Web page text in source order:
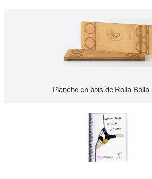
Planche en bois de Rolla-Bolla